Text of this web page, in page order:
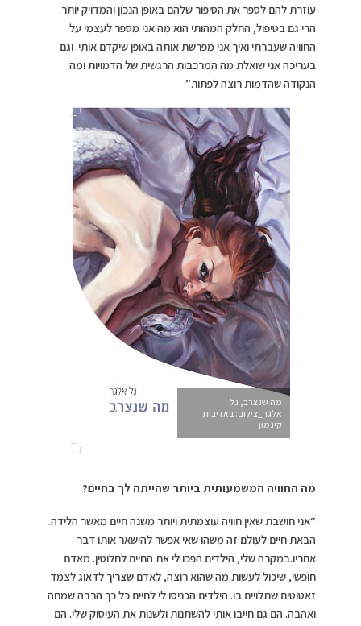
עוזרת להם לספר את הסיפור שלהם באופן הנכון והמדויק יותר.
הרי גם בטיפול, החלק המהותי הוא מה אני מספר לעצמי על
החוויה שעברתי ואיך אני מפרשת אותה באופן שיקדם אותי. וגם
בעריכה אני שואלת מה המרכבות הרגשית של הדמויות ומה
הנקודה שהדמות רוצה לפתור.”
מה שנצרב, גל
אלגר_צילום: באדיבות
קינמון
מה החוויה המשמעותית ביותר שהייתה לך בחיים?
“אני חושבת שאין חוויה עוצמתית ויותר משנה חיים מאשר הלידה.
הבאת חיים לעולם זה משהו שאי אפשר להישאר אותו דבר
אחריו.במקרה שלי, הילדים הפכו לי את החיים לחלוטין. מאדם
חופשי, שיכול לעשות מה שהוא רוצה, לאדם שצריך לדאוג לצמד
זאטוטים שתלויים בו. הילדים הכניסו לי לחיים כל כך הרבה שמחה
ואהבה. הם גם חייבו אותי להשתנות ולשנות את העיסוק שלי. הם